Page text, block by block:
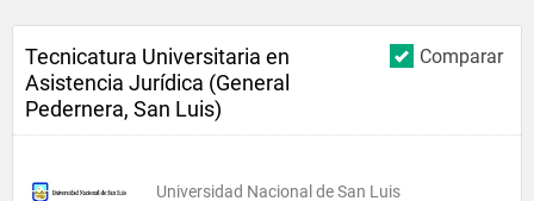
Comparar
Tecnicatura Universitaria en
Asistencia Jurídica (General
Pedernera, San Luis)
Universidad Nacional de San Luis